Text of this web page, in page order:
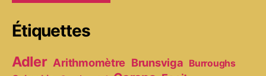
Étiquettes
Adler Arithmomètre Brunsviga Burroughs